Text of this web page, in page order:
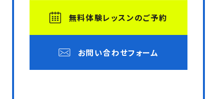
無料体験レッスンのご予約
お問い合わせフォーム